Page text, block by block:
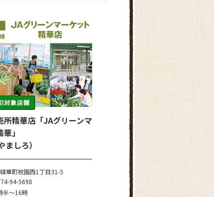
所精華店「JAグリーンマ
」
ましろ）
華町祝園西1丁目31-5
94-5698
半～16時